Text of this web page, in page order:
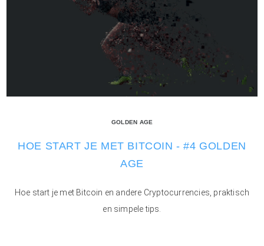
GOLDEN AGE
HOE START JE MET BITCOIN - #4 GOLDEN
AGE
Hoe start je met Bitcoin en andere Cryptocurrencies, praktisch
en simpele tips.